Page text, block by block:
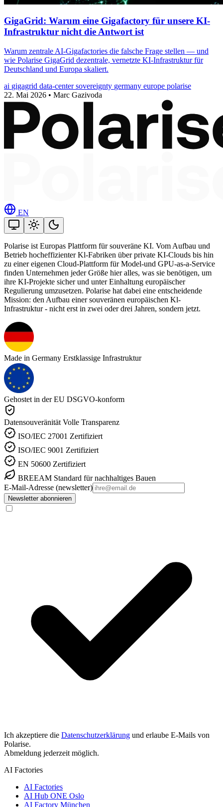
GigaGrid: Warum eine Gigafactory für unsere KI-
Infrastruktur nicht die Antwort ist
Warum zentrale AI-Gigafactories die falsche Frage stellen — und
wie Polarise GigaGrid dezentrale, vernetzte KI-Infrastruktur für
Deutschland und Europa skaliert.
ai gigagrid data-centersovereignty germany europe polarise
22. Mai 2026 • Marc Gazivoda
EN
Polarise ist Europas Plattform für souveräne KI. Vom Aufbau und
Betrieb hocheffizienter Kl-Fabriken über private KI-Clouds bis hin
zu einer eigenen Cloud-Plattform für Model-und GPU-as-a-Service
finden Unternehmen jeder Größe hier alles, was sie benötigen, um
ihre KI-Projekte sicher und unter Einhaltung europäischer
Regulierung umzusetzen. Polarise hat dabei eine entscheidende
Mission: den Aufbau einer souveränen europäischen Kl-
Infrastruktur - nicht erst in zwei oder drei Jahren, sondern jetzt.
Made in Germany Erstklassige Infrastruktur
Gehostet in der EU DSGVO-konform
Datensouveränität Volle Transparenz
ISO/IEC 27001 Zertifiziert
ISO/IEC 9001 Zertifiziert
EN 50600 Zertifiziert
BREEAM Standard für nachhaltiges Bauen
E-Mail-Adresse (newsletter)
Newsletter abonnieren
Ich akzeptiere die Datenschutzerklärung und erlaube E-Mails von
Polarise.
Abmeldung jederzeit möglich.
AI Factories
AI Factories
AI Hub ONE Oslo
AI Factory München